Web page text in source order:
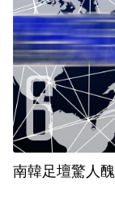
南韓足壇驚人